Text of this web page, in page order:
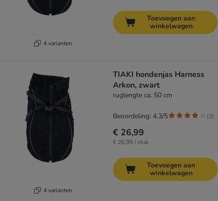
4 varianten
Toevoegen aan
winkelwagen
4 varianten
TIAKI hondenjas Harness
Arkon, zwart
ruglengte ca. 50 cm
€ 26,99
€ 26,99 / stuk
Beoordeling: 4.3/5 (3)
Toevoegen aan
winkelwagen